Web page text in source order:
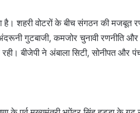
है। शहरी वोटरों के बीच संगठन की
गुटबाजी, कमजोर चुनावी रणनीति
बीजेपी ने अंबाला सिटी, सोनीपत और